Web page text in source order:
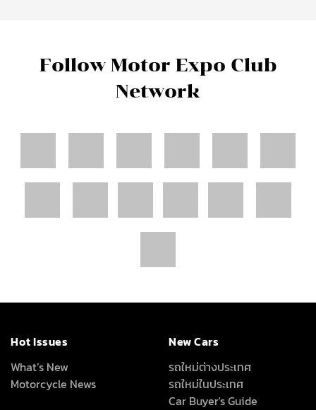
Follow Motor Expo Club
Network
Hot Issues
What’s New
Motorcycle News
New Cars
รถใหม่ต่างประเทศ
รถใหม่ในประเทศ
Car Buyer's Guide